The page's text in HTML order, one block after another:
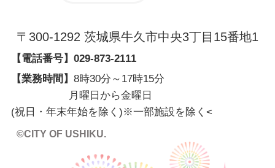
〒300-1292 茨城県牛久市中央3丁目15番地1
【電話番号】 029-873-2111
【業務時間】 8時30分～17時15分
月曜日から金曜日
(祝日・年末年始を除く)※一部施設を除く <
©CITY OF USHIKU.